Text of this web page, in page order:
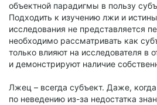
объектной парадигмы в пользу
Подходить к изучению лжи и
исследования не представляется
необходимо рассматривать как
только влияют на исследователя в
и демонстрируют наличие
Лжец – всегда субъект. Даже,
по неведению из-за недостатка